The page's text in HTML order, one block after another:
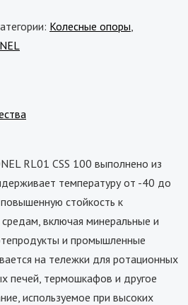
Колесные опоры
RL01 CSS 100 выполнено из
температуру от -40 до
стойкость к
включая минеральные и
и промышленные
на тележки для ротационных
печей, термошкафов и другое
используемое при высоких